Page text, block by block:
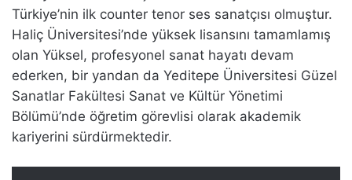
Türkiye’nin ilk counter tenor ses sanatçısı olmuştur.
Haliç Üniversitesi’nde yüksek lisansını tamamlamış
olan Yüksel, profesyonel sanat hayatı devam
ederken, bir yandan da Yeditepe Üniversitesi Güzel
Sanatlar Fakültesi Sanat ve Kültür Yönetimi
Bölümü’nde öğretim görevlisi olarak akademik
kariyerini sürdürmektedir.